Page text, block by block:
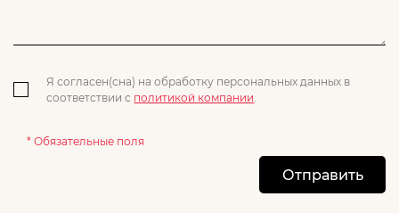
Я согласен(сна) на обработку персональных данных в
соответствии с политикой компании
* Обязательные поля
Отправить